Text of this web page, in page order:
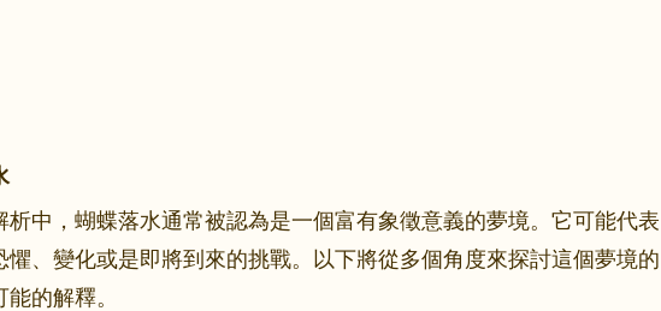
析中，蝴蝶落水通常被認為是一個富有象徵意義的夢境。它可能代表
懼、變化或是即將到來的挑戰。以下將從多個角度來探討這個夢境的
的解釋。